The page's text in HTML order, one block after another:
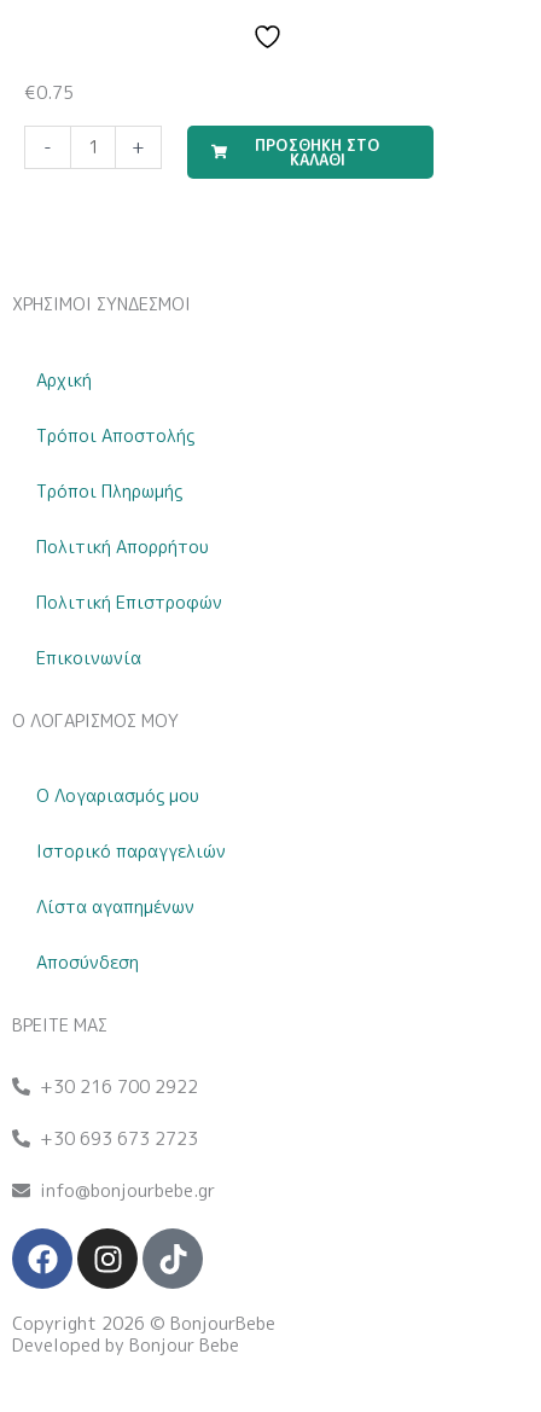
€0.75
-
Μπομπονιέρα
Υγρής
+ ΠΡΟΣΘΗΚΗ ΣΤΟ
ΚΑΛΑΘΙ
ΧΡΗΣΙΜΟΙ ΣΥΝΔΕΣΜΟΙ
Αρχική
Τρόποι Αποστολής
Τρόποι Πληρωμής
Πολιτική Απορρήτου
Πολιτική Επιστροφών
Επικοινωνία
Ο ΛΟΓΑΡΙΣΜΟΣ ΜΟΥ
Ο Λογαριασμός μου
Ιστορικό παραγγελιών
Λίστα αγαπημένων
Αποσύνδεση
ΒΡΕΙΤΕ ΜΑΣ
+30 216 700 2922
+30 693 673 2723
info@bonjourbebe.gr
F
a
c
e
b
I
n
s
t
a
T
i
k
t
o
Copyright 2026 © BonjourBebe
Developed by Bonjour Bebe